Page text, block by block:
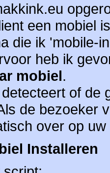
een mobiel
die ik 'mobile-
heb ik
mobiel.
of de
de bezoeker
over op
Installeren